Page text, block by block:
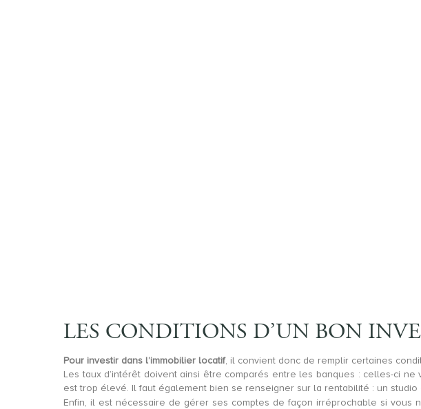
LES CONDITIONS D’UN BON
Pour investir dans l’immobilier locatif, il convient donc de remplir certaines
Les taux d’intérêt doivent ainsi être comparés entre les banques : celles-ci
est trop élevé. Il faut également bien se renseigner sur la rentabilité : un
Enfin, il est nécessaire de gérer ses comptes de façon irréprochable si vous